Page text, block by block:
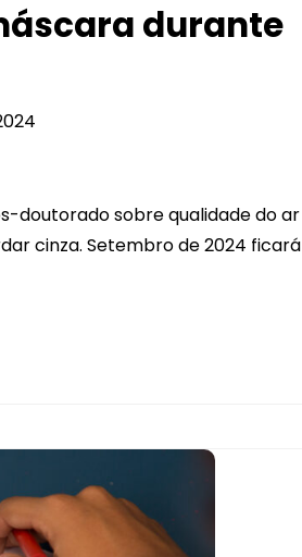
durante
doutorado sobre qualidade do ar
cinza. Setembro de 2024 ficará